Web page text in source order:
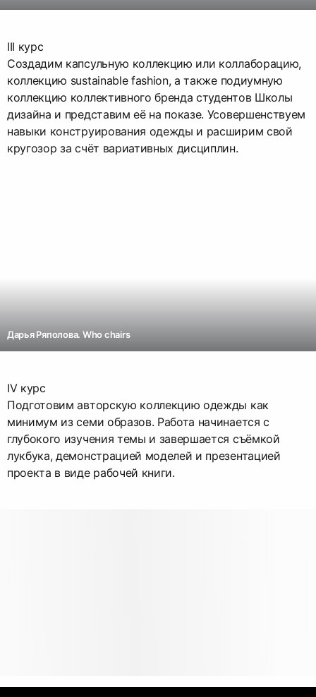
III курс
Создадим капсульную коллекцию или коллаборацию,
коллекцию sustainable fashion, а также подиумную
коллекцию коллективного бренда студентов Школы
дизайна и представим её на показе. Усовершенствуем
навыки конструирования одежды и расширим свой
кругозор за счёт вариативных дисциплин.
Дарья Ряполова. Who chairs
IV курс
Подготовим авторскую коллекцию одежды как
минимум из семи образов. Работа начинается с
глубокого изучения темы и завершается съёмкой
лукбука, демонстрацией моделей и презентацией
проекта в виде рабочей книги.